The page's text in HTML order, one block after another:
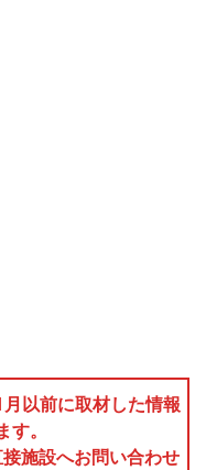
以前に取材した情報
。
施設へお問い合わせ